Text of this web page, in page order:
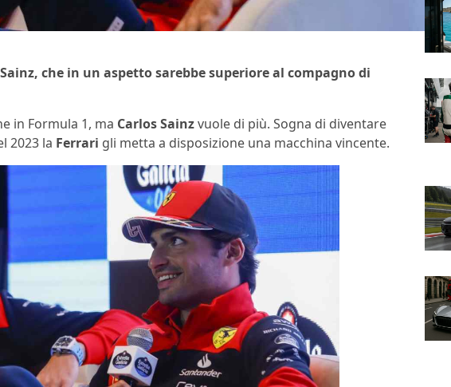
che in un aspetto sarebbe superiore al compagno di
in Formula 1, ma Carlos Sainzvuole di più. Sogna di diventare
2023 la Ferrari gli metta a disposizione una macchina vincente.